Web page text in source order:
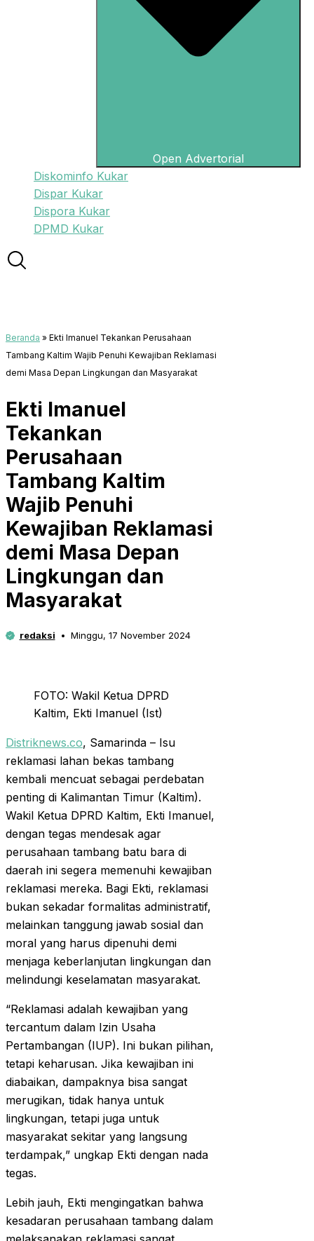
Open Advertorial
Diskominfo Kukar
Dispar Kukar
Dispora Kukar
DPMD Kukar
Beranda » Ekti Imanuel Tekankan Perusahaan
Tambang Kaltim Wajib Penuhi Kewajiban Reklamasi
demi Masa Depan Lingkungan dan Masyarakat
Ekti Imanuel
Tekankan
Perusahaan
Tambang Kaltim
Wajib Penuhi
Kewajiban Reklamasi
demi Masa Depan
Lingkungan dan
Masyarakat
redaksi Minggu, 17 November 2024
FOTO: Wakil Ketua DPRD
Kaltim, Ekti Imanuel (Ist)
Distriknews.co, Samarinda – Isu
reklamasi lahan bekas tambang
kembali mencuat sebagai perdebatan
penting di Kalimantan Timur (Kaltim).
Wakil Ketua DPRD Kaltim, Ekti Imanuel,
dengan tegas mendesak agar
perusahaan tambang batu bara di
daerah ini segera memenuhi kewajiban
reklamasi mereka. Bagi Ekti, reklamasi
bukan sekadar formalitas administratif,
melainkan tanggung jawab sosial dan
moral yang harus dipenuhi demi
menjaga keberlanjutan lingkungan dan
melindungi keselamatan masyarakat.
“Reklamasi adalah kewajiban yang
tercantum dalam Izin Usaha
Pertambangan (IUP). Ini bukan pilihan,
tetapi keharusan. Jika kewajiban ini
diabaikan, dampaknya bisa sangat
merugikan, tidak hanya untuk
lingkungan, tetapi juga untuk
masyarakat sekitar yang langsung
terdampak,” ungkap Ekti dengan nada
tegas.
Lebih jauh, Ekti mengingatkan bahwa
kesadaran perusahaan tambang dalam